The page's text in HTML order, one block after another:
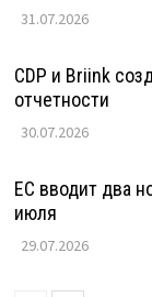
31.07.2026
CDP и Briink
отчетности
30.07.2026
ЕС вводит два
июля
29.07.2026